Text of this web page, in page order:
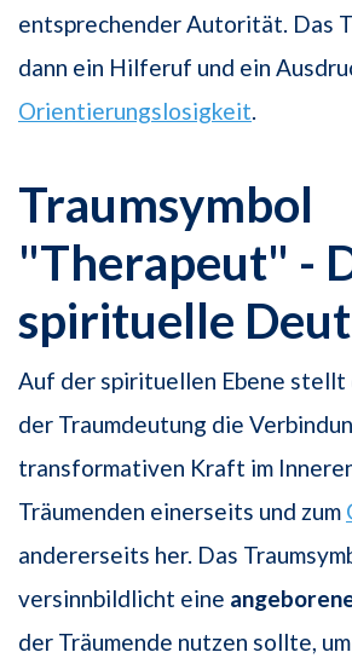
entsprechender Autorität. Das
dann ein Hilferuf und ein
Orientierungslosigkeit.
Traumsymbol
"Therapeut" -
spirituelle
Auf der spirituellen Ebene stellt
der Traumdeutung die
transformativen Kraft im
Träumenden einerseits und zum
andererseits her. Das
versinnbildlicht eine
der Träumende nutzen sollte,